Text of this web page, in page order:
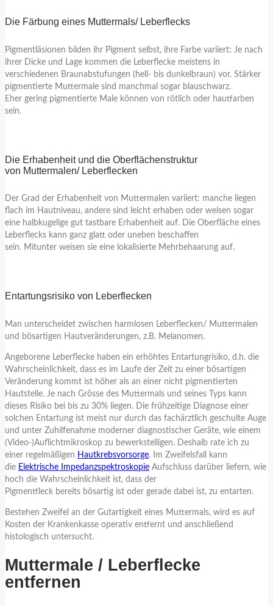
Die Färbung eines Muttermals/ Leberflecks
Pigmentläsionen bilden ihr Pigment selbst, ihre Farbe variiert: Je nach
ihrer Dicke und Lage kommen die Leberflecke meistens in
verschiedenen Braunabstufungen (hell- bis dunkelbraun) vor. Stärker
pigmentierte Muttermale sind manchmal sogar blauschwarz.
Eher gering pigmentierte Male können von rötlich oder hautfarben
sein.
Die Erhabenheit und die Oberflächenstruktur
von Muttermalen/ Leberflecken
Der Grad der Erhabenheit von Muttermalen variiert: manche liegen
flach im Hautniveau, andere sind leicht erhaben oder weisen sogar
eine halbkugelige gut tastbare Erhabenheit auf. Die Oberfläche eines
Leberflecks kann ganz glatt oder uneben beschaffen
sein. Mitunter weisen sie eine lokalisierte Mehrbehaarung auf.
Entartungsrisiko von Leberflecken
Man unterscheidet zwischen harmlosen Leberflecken/ Muttermalen
und bösartigen Hautveränderungen, z.B. Melanomen.
Angeborene Leberflecke haben ein erhöhtes Entartungrisiko, d.h. die
Wahrscheinlichkeit, dass es im Laufe der Zeit zu einer bösartigen
Veränderung kommt ist höher als an einer nicht pigmentierten
Hautstelle. Je nach Grösse des Muttermals und seines Typs kann
dieses Risiko bei bis zu 30% liegen. Die frühzeitige Diagnose einer
solchen Entartung ist meist nur durch das fachärztlich geschulte Auge
und unter Zuhilfenahme moderner diagnostischer Geräte, wie einem
(Video-)Auflichtmikroskop zu bewerkstelligen. Deshalb rate ich zu
einer regelmäßigen Hautkrebsvorsorge. Im Zweifelsfall kann
die Elektrische Impedanzspektroskopie Aufschluss darüber liefern, wie
hoch die Wahrscheinlichkeit ist, dass der
Pigmentfleck bereits bösartig ist oder gerade dabei ist, zu entarten.
Bestehen Zweifel an der Gutartigkeit eines Muttermals, wird es auf
Kosten der Krankenkasse operativ entfernt und anschließend
histologisch untersucht.
Muttermale / Leberflecke
entfernen